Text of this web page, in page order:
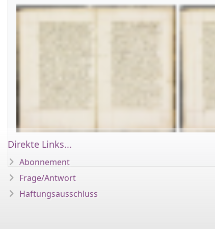
Direkte Links...
Abonnement
Frage/Antwort
Haftungsausschluss